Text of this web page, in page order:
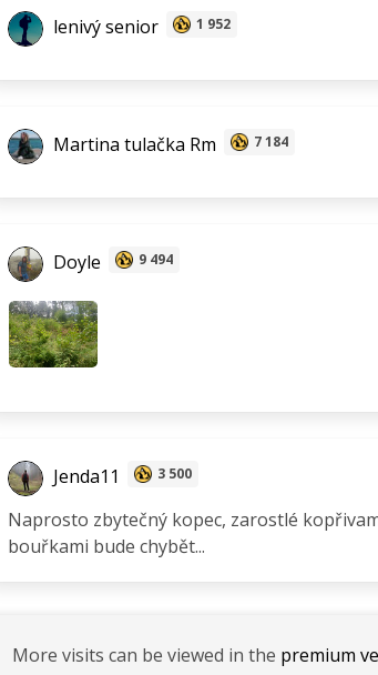
lenivý senior 1 952
Martina tulačka Rm 7 184
Doyle 9 494
Jenda11 3 500
Naprosto zbytečný kopec, zarostlé
bouřkami bude chybět...
More visits can be viewed in the premium